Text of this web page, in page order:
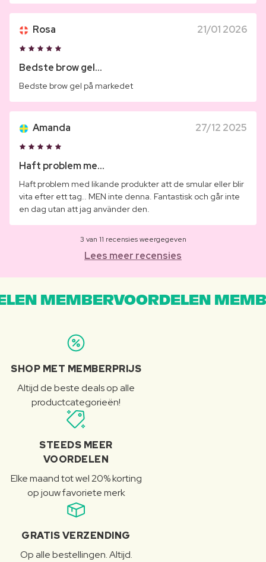
Rosa 21/01 2026
Bedste brow gel...
Bedste brow gel på markedet
Amanda 27/12 2025
Haft problem me...
Haft problem med likande produkter att de smular eller blir
vita efter ett tag.. MEN inte denna. Fantastisk och går inte
en dag utan att jag använder den.
3 van 11 recensies weergegeven
Lees meer recensies
MEMBERVOORDELEN
SHOP MET MEMBERPRIJS
Altijd de beste deals op alle
productcategorieën!
STEEDS MEER
VOORDELEN
Elke maand tot wel 20% korting
op jouw favoriete merk
GRATIS VERZENDING
Op alle bestellingen. Altijd.